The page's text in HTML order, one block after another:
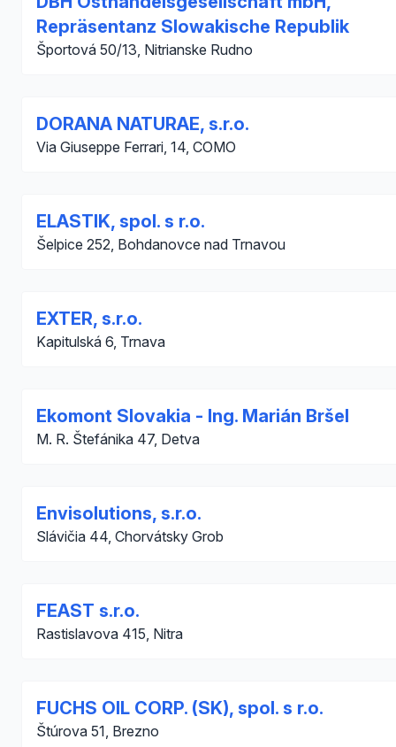
Repräsentanz Slowakische Republik
Športová 50/13, Nitrianske Rudno
DORANA NATURAE, s.r.o.
Via Giuseppe Ferrari, 14, COMO
ELASTIK, spol. s r.o.
Šelpice 252, Bohdanovce nad Trnavou
EXTER, s.r.o.
Kapitulská 6, Trnava
Ekomont Slovakia - Ing. Marián Bršel
M. R. Štefánika 47, Detva
Envisolutions, s.r.o.
Slávičia 44, Chorvátsky Grob
FEAST s.r.o.
Rastislavova 415, Nitra
FUCHS OIL CORP. (SK), spol. s r.o.
Štúrova 51, Brezno